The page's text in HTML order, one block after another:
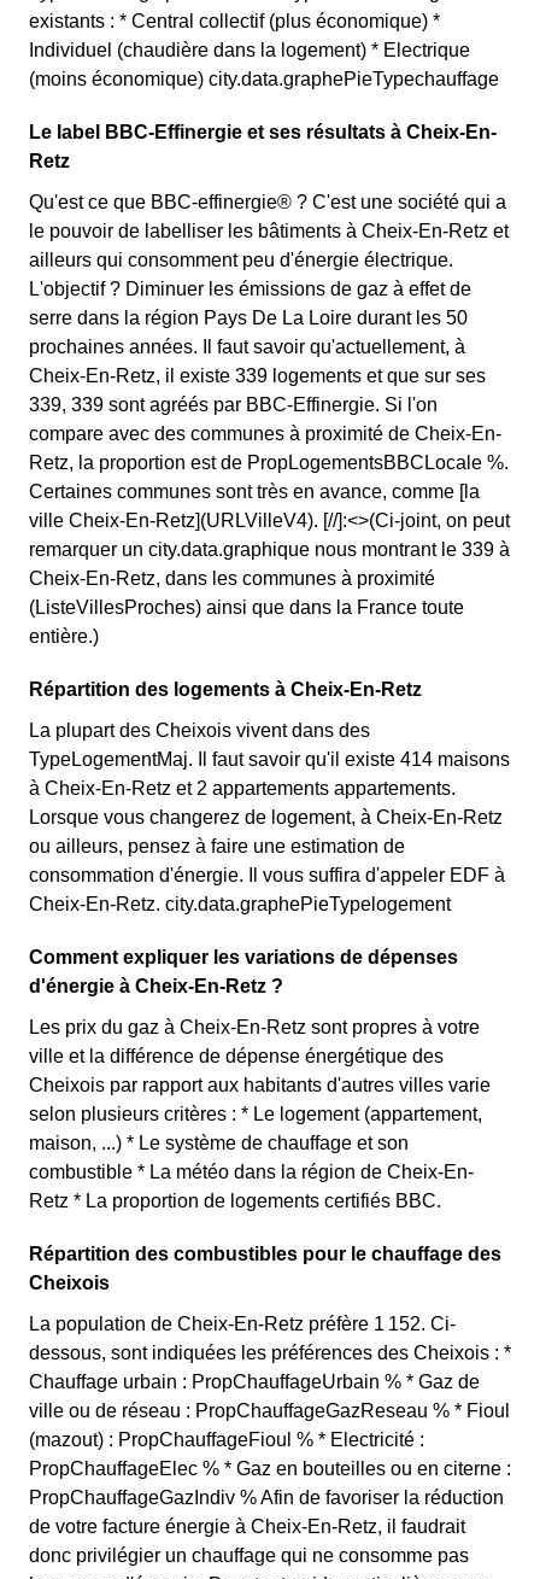
existants : * Central collectif (plus économique) *
Individuel (chaudière dans la logement) * Electrique
(moins économique) city.data.graphePieTypechauffage
Le label BBC-Effinergie et ses résultats à Cheix-En-
Retz
Qu'est ce que BBC-effinergie® ? C'est une société qui a
le pouvoir de labelliser les bâtiments à Cheix-En-Retz et
ailleurs qui consomment peu d'énergie électrique.
L'objectif ? Diminuer les émissions de gaz à effet de
serre dans la région Pays De La Loire durant les 50
prochaines années. Il faut savoir qu'actuellement, à
Cheix-En-Retz, il existe 339 logements et que sur ses
339, 339 sont agréés par BBC-Effinergie. Si l'on
compare avec des communes à proximité de Cheix-En-
Retz, la proportion est de PropLogementsBBCLocale %.
Certaines communes sont très en avance, comme [la
ville Cheix-En-Retz](URLVilleV4). [//]:<>(Ci-joint, on peut
remarquer un city.data.graphique nous montrant le 339 à
Cheix-En-Retz, dans les communes à proximité
(ListeVillesProches) ainsi que dans la France toute
entière.)
Répartition des logements à Cheix-En-Retz
La plupart des Cheixois vivent dans des
TypeLogementMaj. Il faut savoir qu'il existe 414 maisons
à Cheix-En-Retz et 2 appartements appartements.
Lorsque vous changerez de logement, à Cheix-En-Retz
ou ailleurs, pensez à faire une estimation de
consommation d'énergie. Il vous suffira d'appeler EDF à
Cheix-En-Retz. city.data.graphePieTypelogement
Comment expliquer les variations de dépenses
d'énergie à Cheix-En-Retz ?
Les prix du gaz à Cheix-En-Retz sont propres à votre
ville et la différence de dépense énergétique des
Cheixois par rapport aux habitants d'autres villes varie
selon plusieurs critères : * Le logement (appartement,
maison, ...) * Le système de chauffage et son
combustible * La météo dans la région de Cheix-En-
Retz * La proportion de logements certifiés BBC.
Répartition des combustibles pour le chauffage des
Cheixois
La population de Cheix-En-Retz préfère 1 152. Ci-
dessous, sont indiquées les préférences des Cheixois : *
Chauffage urbain : PropChauffageUrbain % * Gaz de
ville ou de réseau : PropChauffageGazReseau % * Fioul
(mazout) : PropChauffageFioul % * Electricité :
PropChauffageElec % * Gaz en bouteilles ou en citerne :
PropChauffageGazIndiv % Afin de favoriser la réduction
de votre facture énergie à Cheix-En-Retz, il faudrait
donc privilégier un chauffage qui ne consomme pas